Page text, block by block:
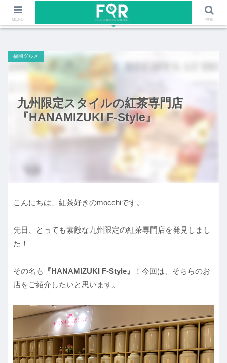
ファッションや福岡のワクワクする情報を発信！！
九州限定スタイルの紅茶専門店
『HANAMIZUKI F-Style』
福岡グルメ
こんにちは、紅茶好きのmocchiです。
先日、とっても素敵な九州限定の紅茶専門店を発見しまし
た！
その名も 『HANAMIZUKI F-Style』
！今回は、そちらのお
店をご紹介したいと思います。
MENU 検索